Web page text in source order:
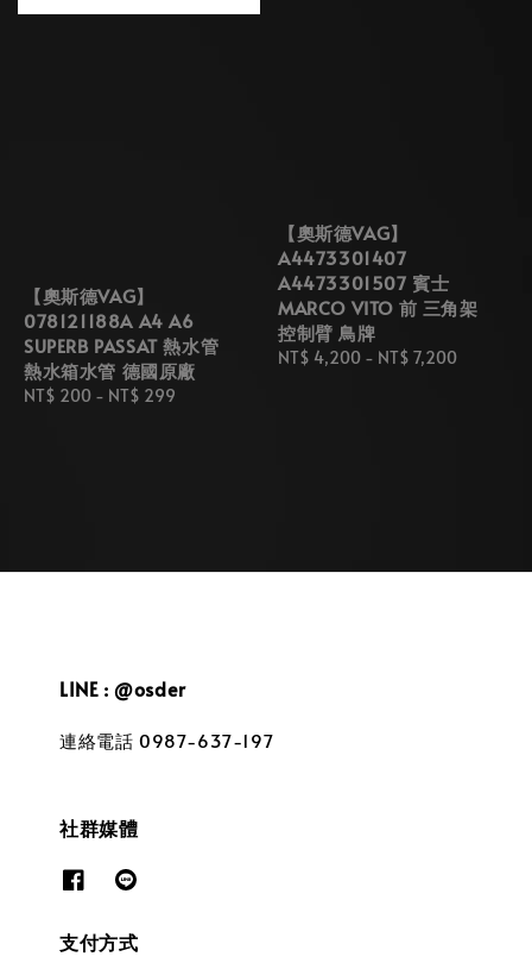
【奧斯德VAG】
078121188A A4 A6
SUPERB PASSAT 熱水管
熱水箱水管 德國原廠
Regular
NT$ 200 - NT$ 299
【奧斯德VAG】
A4473301407
A4473301507 賓士
MARCO VITO 前 三角架
控制臂 鳥牌
Regular
NT$ 4,200 - NT$ 7,200
LINE : @osder
連絡電話 0987-637-197
社群媒體
支付方式